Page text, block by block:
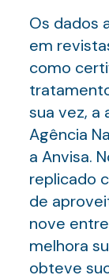
Os dados
em
como
sua vez, a
Agência
a Anvisa.
replicado
de
nove
melhora
obteve